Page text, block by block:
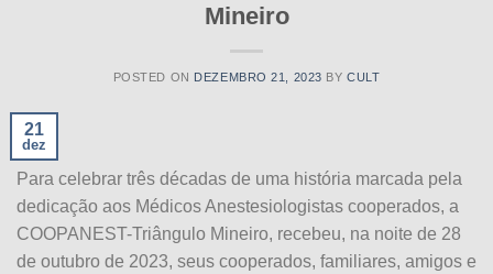
Mineiro
POSTED ON DEZEMBRO 21, 2023 BYCULT
21
dez
Para celebrar três décadas de uma história marcada pela
dedicação aos Médicos Anestesiologistas cooperados, a
COOPANEST-Triângulo Mineiro, recebeu, na noite de 28
de outubro de 2023, seus cooperados, familiares, amigos e